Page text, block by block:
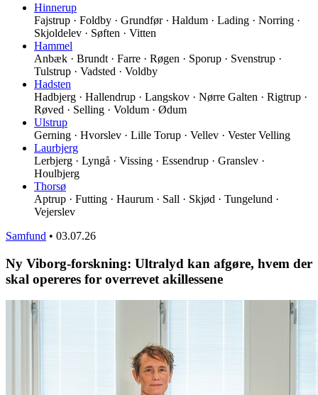
Hinnerup
Fajstrup · Foldby · Grundfør · Haldum · Lading · Norring ·
Skjoldelev · Søften · Vitten
Hammel
Anbæk · Brundt · Farre · Røgen · Sporup · Svenstrup ·
Tulstrup · Vadsted · Voldby
Hadsten
Hadbjerg · Hallendrup · Langskov · Nørre Galten · Rigtrup ·
Røved · Selling · Voldum · Ødum
Ulstrup
Gerning · Hvorslev · Lille Torup · Vellev · Vester Velling
Laurbjerg
Lerbjerg · Lyngå · Vissing · Essendrup · Granslev ·
Houlbjerg
Thorsø
Aptrup · Futting · Haurum · Sall · Skjød · Tungelund ·
Vejerslev
Samfund • 03.07.26
Ny Viborg-forskning: Ultralyd kan afgøre, hvem der
skal opereres for overrevet akillessene